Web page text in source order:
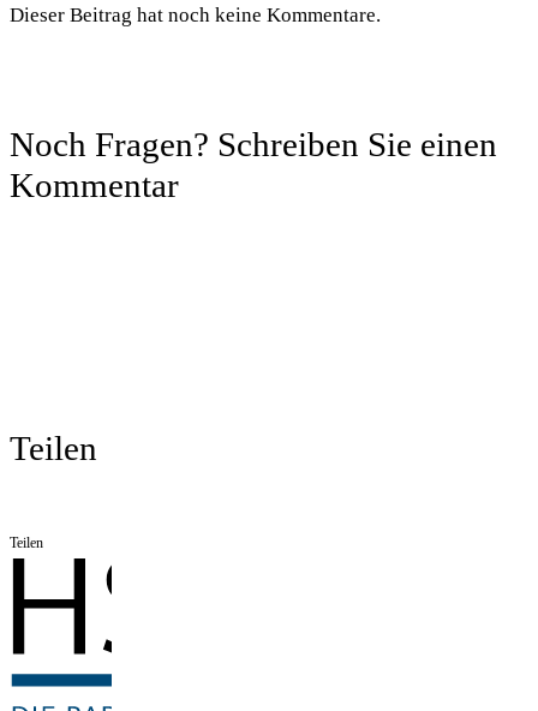
Dieser Beitrag hat noch keine Kommentare.
Noch Fragen? Schreiben Sie einen
Kommentar
Teilen
Teilen